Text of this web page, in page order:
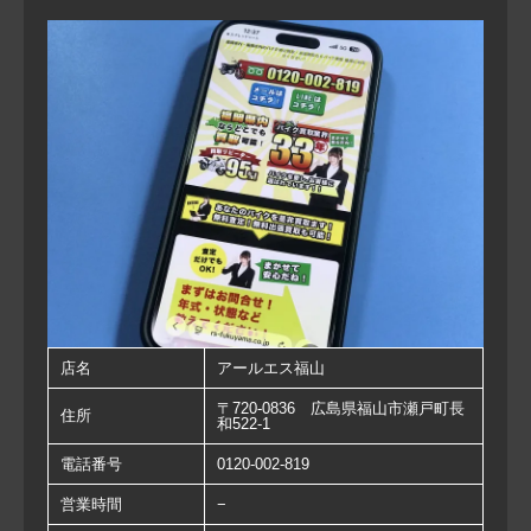
店名 アールエス福山
住所
〒720-0836 広島県福山市瀬戸町長
和522-1
電話番号 0120-002-819
営業時間 −